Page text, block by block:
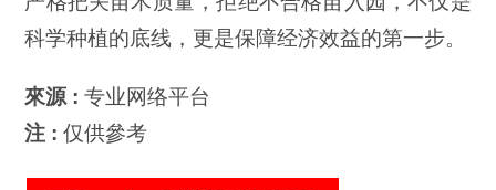
科学种植的底线，更是保障经济效益的第一步。
來源 :专业网络平台
注 :仅供參考